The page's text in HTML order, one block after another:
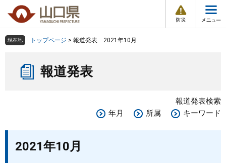
の
ー
メ
組織で探す
Other Languages
くらし・環境
現在地 トップページ > 報道発表 2021年10月
報道発表
報道発表検索
年月
所属 キーワード
2021年10月